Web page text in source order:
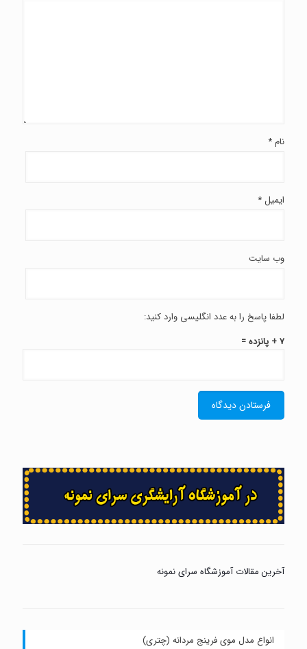
نام*
ایمیل *
وب‌ سایت
لطفا پاسخ را به عدد انگلیسی وارد کنید:
7 + پانزده =
آخرین مقالات آموزشگاه سرای نمونه
انواع مدل موی فرینج مردانه (چتری)